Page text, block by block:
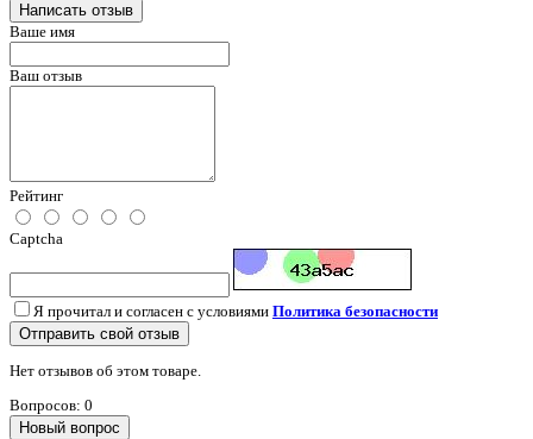
Написать отзыв
Ваше имя
Ваш отзыв
Рейтинг
Captcha
Я прочитал и согласен с условиями Политика безопасности
Отправить свой отзыв
Нет отзывов об этом товаре.
Вопросов: 0
Новый вопрос